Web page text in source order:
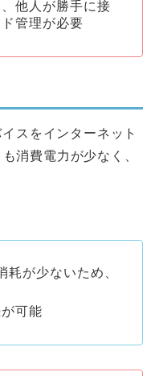
他人が勝手に接
管理が必要
スをインターネット
消費電力が少なく、
が少ないため、
可能